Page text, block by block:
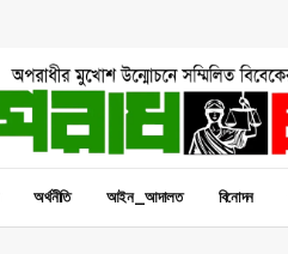
অর্থনীতি আইন_আদালত বিনোদন